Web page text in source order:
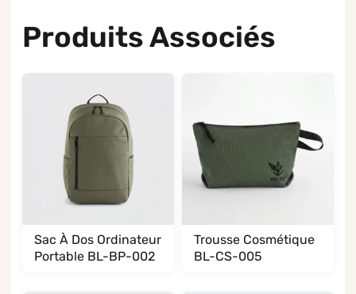
Produits Associés
Sac À Dos Ordinateur
Portable BL-BP-002
Trousse Cosmétique
BL-CS-005